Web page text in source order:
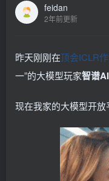
feidan
2年前更新
昨天刚刚在顶会ICLR
一”的大模型玩家智谱AI
现在我家的大模型开放